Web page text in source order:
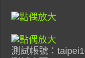
測試帳號：